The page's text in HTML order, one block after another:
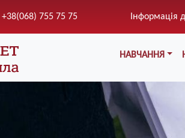
+38(068) 755 75 75 Інформація
Меню у
НАВЧАННЯ